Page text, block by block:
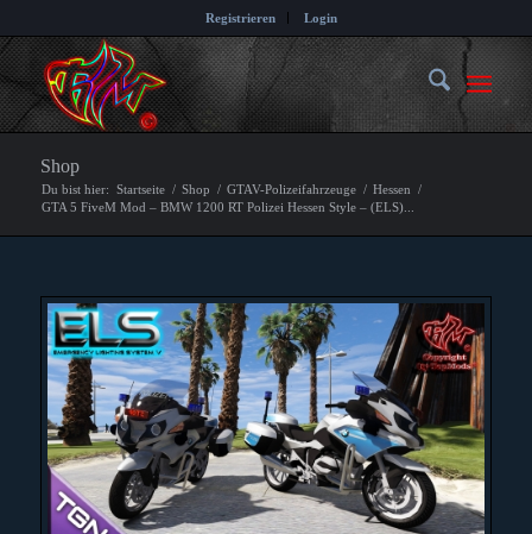
Registrieren Login
Shop
Du bist hier: Startseite / Shop / GTAV-Polizeifahrzeuge / Hessen /
GTA 5 FiveM Mod – BMW 1200 RT Polizei Hessen Style – (ELS)...